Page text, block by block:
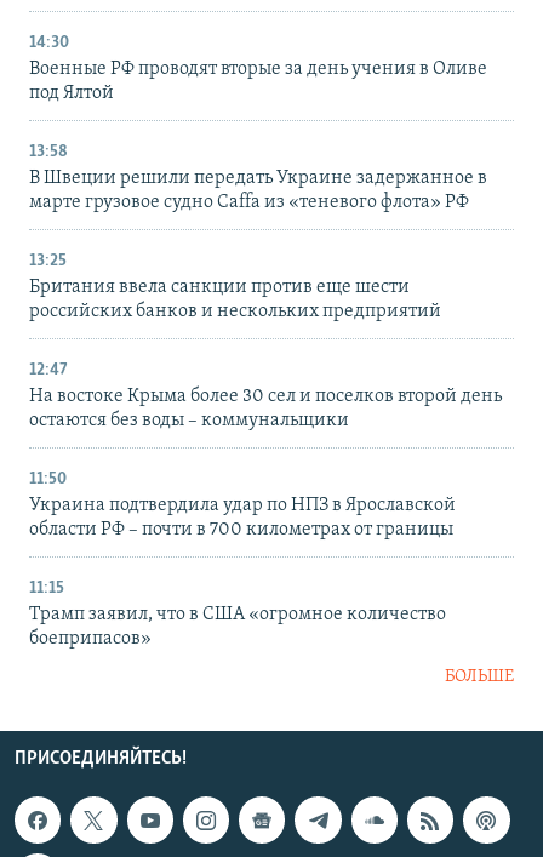
14:30
Военные РФ проводят вторые за день учения в Оливе
под Ялтой
13:58
В Швеции решили передать Украине задержанное в
марте грузовое судно Caffa из «теневого флота» РФ
13:25
Британия ввела санкции против еще шести
российских банков и нескольких предприятий
12:47
На востоке Крыма более 30 сел и поселков второй день
остаются без воды – коммунальщики
11:50
Украина подтвердила удар по НПЗ в Ярославской
области РФ – почти в 700 километрах от границы
11:15
Трамп заявил, что в США «огромное количество
боеприпасов»
БОЛЬШЕ
ПРИСОЕДИНЯЙТЕСЬ!